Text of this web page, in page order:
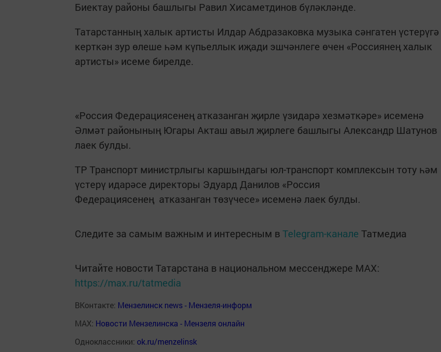
Биектау районы башлыгы Равил Хисаметдинов бүләкләнде.
Татарстанның халык артисты Илдар Абдразаковка музыка сәнгатен үстерүгә
керткән зур өлеше һәм күпьеллык иҗади эшчәнлеге өчен «Россиянең халык
артисты» исеме бирелде.
«Россия Федерациясенең атказанган җирле үзидарә хезмәткәре» исеменә
Әлмәт районының Югары Акташ авыл җирлеге башлыгы Александр Шатунов
лаек булды.
ТР Транспорт министрлыгы каршындагы юл-транспорт комплексын тоту һәм
үстерү идарәсе директоры Эдуард Данилов «Россия
Федерациясенең атказанган төзүчесе» исеменә лаек булды.
Следите за самым важным и интересным в Telegram-канале Татмедиа
Читайте новости Татарстана в национальном мессенджере MАХ:
https://max.ru/tatmedia
ВКонтакте: Мензелинск news - Мензеля-информ
MAX: Новости Мензелинска - Мензеля онлайн
Одноклассники: ok.ru/menzelinsk